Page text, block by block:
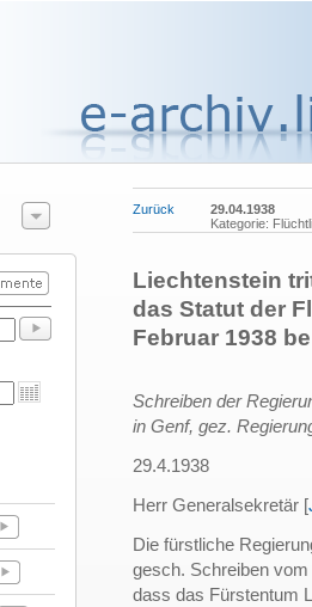
Zurück
29.04.1938
Kategorie:
Liechtenstein
das Statut der
Februar 1938
Schreiben der
in Genf, gez.
29.4.1938
Herr Generalsekretär [
Die fürstliche
gesch. Schreiben
dass das Fürstentum